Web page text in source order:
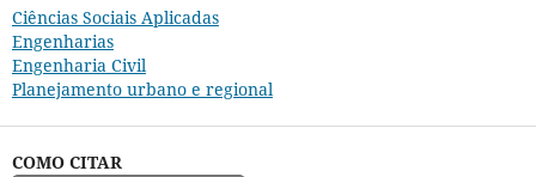
Ciências Sociais Aplicadas
Engenharias
Engenharia Civil
Planejamento urbano e regional
COMO CITAR